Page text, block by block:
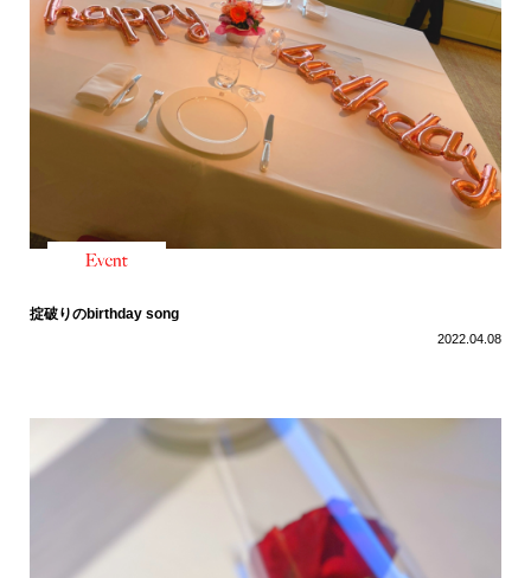
掟破りのbirthday song
2022.04.08